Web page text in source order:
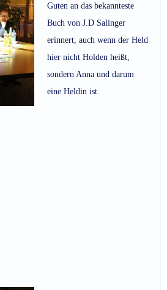
Guten an das bekannteste
Buch von J.D Salinger
erinnert, auch wenn der Held
hier nicht Holden heißt,
sondern Anna und darum
eine Heldin ist.